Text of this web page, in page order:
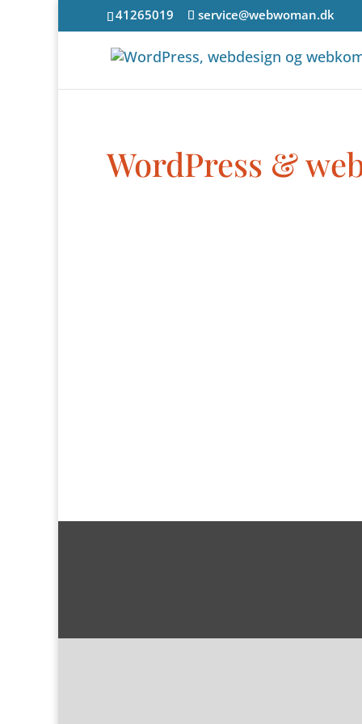
41265019 service@webwoman.dk
WordPress &